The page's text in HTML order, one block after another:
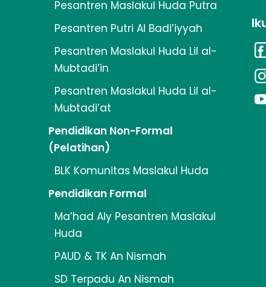
Pesantren Maslakul Huda Putra
Pesantren Putri Al Badi’iyyah
Pesantren Maslakul Huda Lil al-
Mubtadi’in
Pesantren Maslakul Huda Lil al-
Mubtadi’at
Pendidikan Non-Formal
(Pelatihan)
BLK Komunitas Maslakul Huda
Pendidikan Formal
Ma’had Aly Pesantren Maslakul
Huda
PAUD & TK An Nismah
SD Terpadu An Nismah